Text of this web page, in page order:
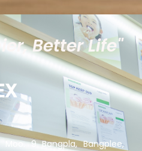
Better Life"
9 Bangpla, Bangplee,